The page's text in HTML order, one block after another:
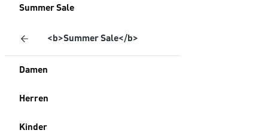
Summer Sale
<b>Summer Sale</b>
Damen
Herren
Kinder